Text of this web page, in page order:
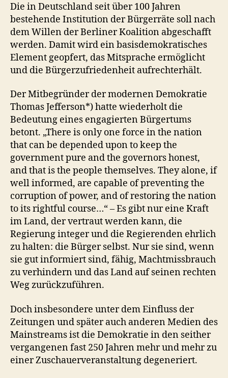
Die in Deutschland seit über 100 Jahren
bestehende Institution der Bürgerräte soll nach
dem Willen der Berliner Koalition abgeschafft
werden. Damit wird ein basisdemokratisches
Element geopfert, das Mitsprache ermöglicht
und die Bürgerzufriedenheit aufrechterhält.
Der Mitbegründer der modernen Demokratie
Thomas Jefferson*) hatte wiederholt die
Bedeutung eines engagierten Bürgertums
betont. „There is only one force in the nation
that can be depended upon to keep the
government pure and the governors honest,
and that is the people themselves. They alone, if
well informed, are capable of preventing the
corruption of power, and of restoring the nation
to its rightful course…“ – Es gibt nur eine Kraft
im Land, der vertraut werden kann, die
Regierung integer und die Regierenden ehrlich
zu halten: die Bürger selbst. Nur sie sind, wenn
sie gut informiert sind, fähig, Machtmissbrauch
zu verhindern und das Land auf seinen rechten
Weg zurückzuführen.
Doch insbesondere unter dem Einfluss der
Zeitungen und später auch anderen Medien des
Mainstreams ist die Demokratie in den seither
vergangenen fast 250 Jahren mehr und mehr zu
einer Zuschauerveranstaltung degeneriert.